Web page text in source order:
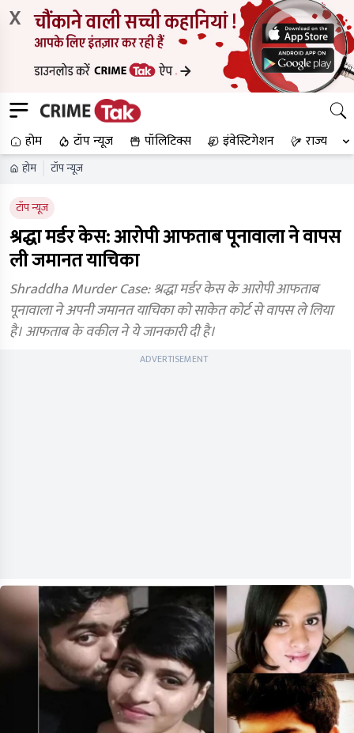
X
होम टॉप न्यूज पॉलिटिक्स इंवेस्टिगेशन राज्य
होम टॉप न्यूज
टॉप न्यूज
श्रद्धा मर्डर केस: आरोपी आफताब पूनावाला ने वापस
ली जमानत याचिका
Shraddha Murder Case: श्रद्धा मर्डर केस के आरोपी आफताब
पूनावाला ने अपनी जमानत याचिका को साकेत कोर्ट से वापस ले लिया
है। आफताब के वकील ने ये जानकारी दी है।
ADVERTISEMENT